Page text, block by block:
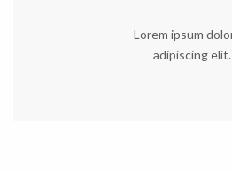
Lorem ipsum
adipiscing